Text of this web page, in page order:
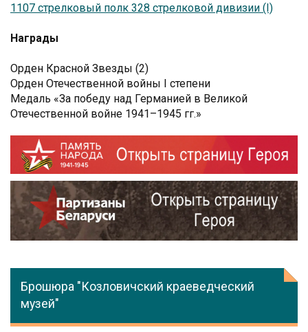
1107 стрелковый полк 328 стрелковой дивизии (I)
Награды
Орден Красной Звезды (2)
Орден Отечественной войны I степени
Медаль «За победу над Германией в Великой
Отечественной войне 1941–1945 гг.»
Брошюра "Козловичский краеведческий
музей"